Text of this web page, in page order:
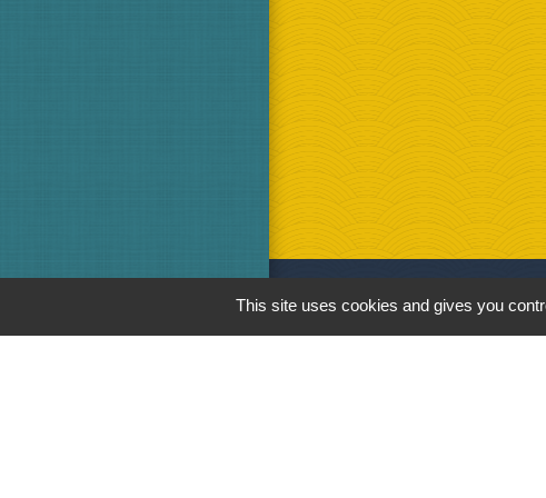
Liens
This site uses cookies and gives you